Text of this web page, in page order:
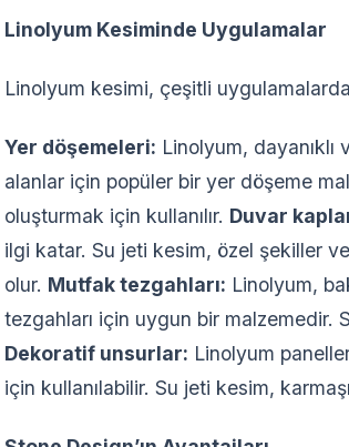
Linolyum Kesiminde Uygulamalar
Linolyum kesimi, çeşitli uygulamalarda
Yer döşemeleri: Linolyum,
alanlar için popüler bir yer döşeme
oluşturmak için kullanılır. Duvar
ilgi katar. Su jeti kesim, özel şekiller
olur. Mutfak tezgahları: Linolyum,
tezgahları için uygun bir malzemedir.
Dekoratif unsurlar: Linolyum
için kullanılabilir. Su jeti kesim,